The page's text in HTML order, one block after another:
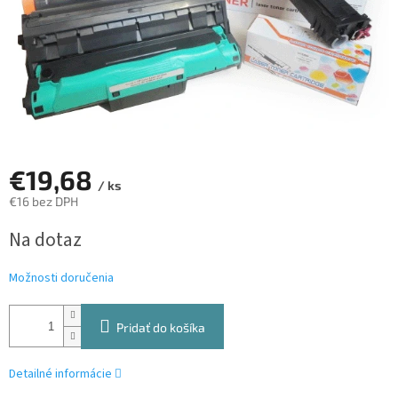
€19,68 / ks
€16 bez DPH
cena:
Na dotaz
Možnosti doručenia
Pridať do košíka
Detailné informácie